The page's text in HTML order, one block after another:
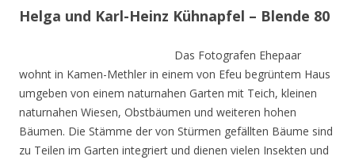
Helga und Karl-Heinz Kühnapfel – Blende 80
Das Fotografen Ehepaar
wohnt in Kamen-Methler in einem von Efeu begrüntem Haus
umgeben von einem naturnahen Garten mit Teich, kleinen
naturnahen Wiesen, Obstbäumen und weiteren hohen
Bäumen. Die Stämme der von Stürmen gefällten Bäume sind
zu Teilen im Garten integriert und dienen vielen Insekten und